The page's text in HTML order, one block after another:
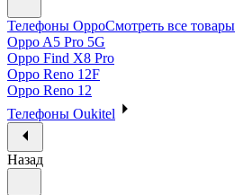
Телефоны OppoСмотреть все товары
Oppo A5 Pro 5G
Oppo Find X8 Pro
Oppo Reno 12F
Oppo Reno 12
Телефоны Oukitel
Назад